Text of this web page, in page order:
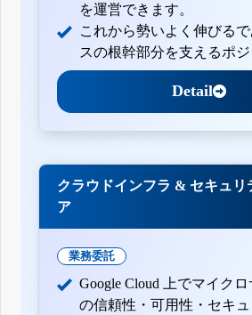
を運営できます。
これから勢いよく伸びる
スの根幹部分を支えるポジ
Detail
クラウドインフラ & セキュリ
ア
業務委託
Google Cloud 上でマイク
の信頼性・可用性・セキ